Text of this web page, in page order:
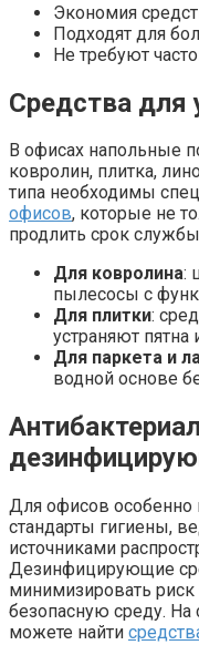
Экономия
Подходят для
Не требуют
Средства для
В офисах напольные
ковролин, плитка,
типа необходимы
офисов, которые не
продлить срок
Для ковролина:
пылесосы с
Для плитки:
устраняют пятна
Для паркета и
водной основе
Для офисов
стандарты гигиены,
источниками
Дезинфицирующие
минимизировать
безопасную среду. На
можете найти